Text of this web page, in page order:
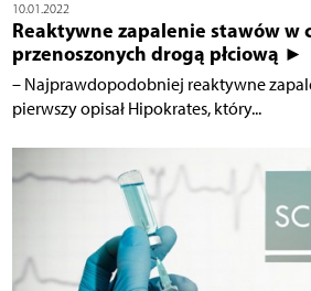
10.01.2022
Reaktywne zapalenie stawów w
przenoszonych drogą płciową ►
– Najprawdopodobniej reaktywne
pierwszy opisał Hipokrates, który...